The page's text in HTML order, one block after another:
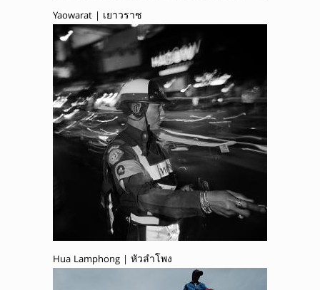
Yaowarat | เยาวราช
Hua Lamphong | หัวลำโพง